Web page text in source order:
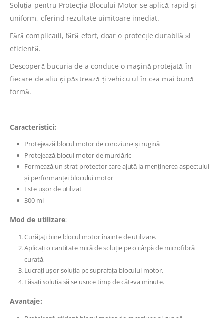
Soluția pentru Protecția Blocului Motor se aplică rapid și
uniform, oferind rezultate uimitoare imediat.
Fără complicații, fără efort, doar o protecție durabilă și
eficientă.
Descoperă bucuria de a conduce o mașină protejată în
fiecare detaliu și păstrează-ți vehiculul în cea mai bună
formă.
Caracteristici:
Protejează blocul motor de coroziune și rugină
Protejează blocul motor de murdărie
Formează un strat protector care ajută la menținerea aspectului
și performanței blocului motor
Este ușor de utilizat
300 ml
Mod de utilizare:
Curățați bine blocul motor înainte de utilizare.
Aplicați o cantitate mică de soluție pe o cârpă de microfibră
curată.
Lucrați ușor soluția pe suprafața blocului motor.
Lăsați soluția să se usuce timp de câteva minute.
Avantaje: